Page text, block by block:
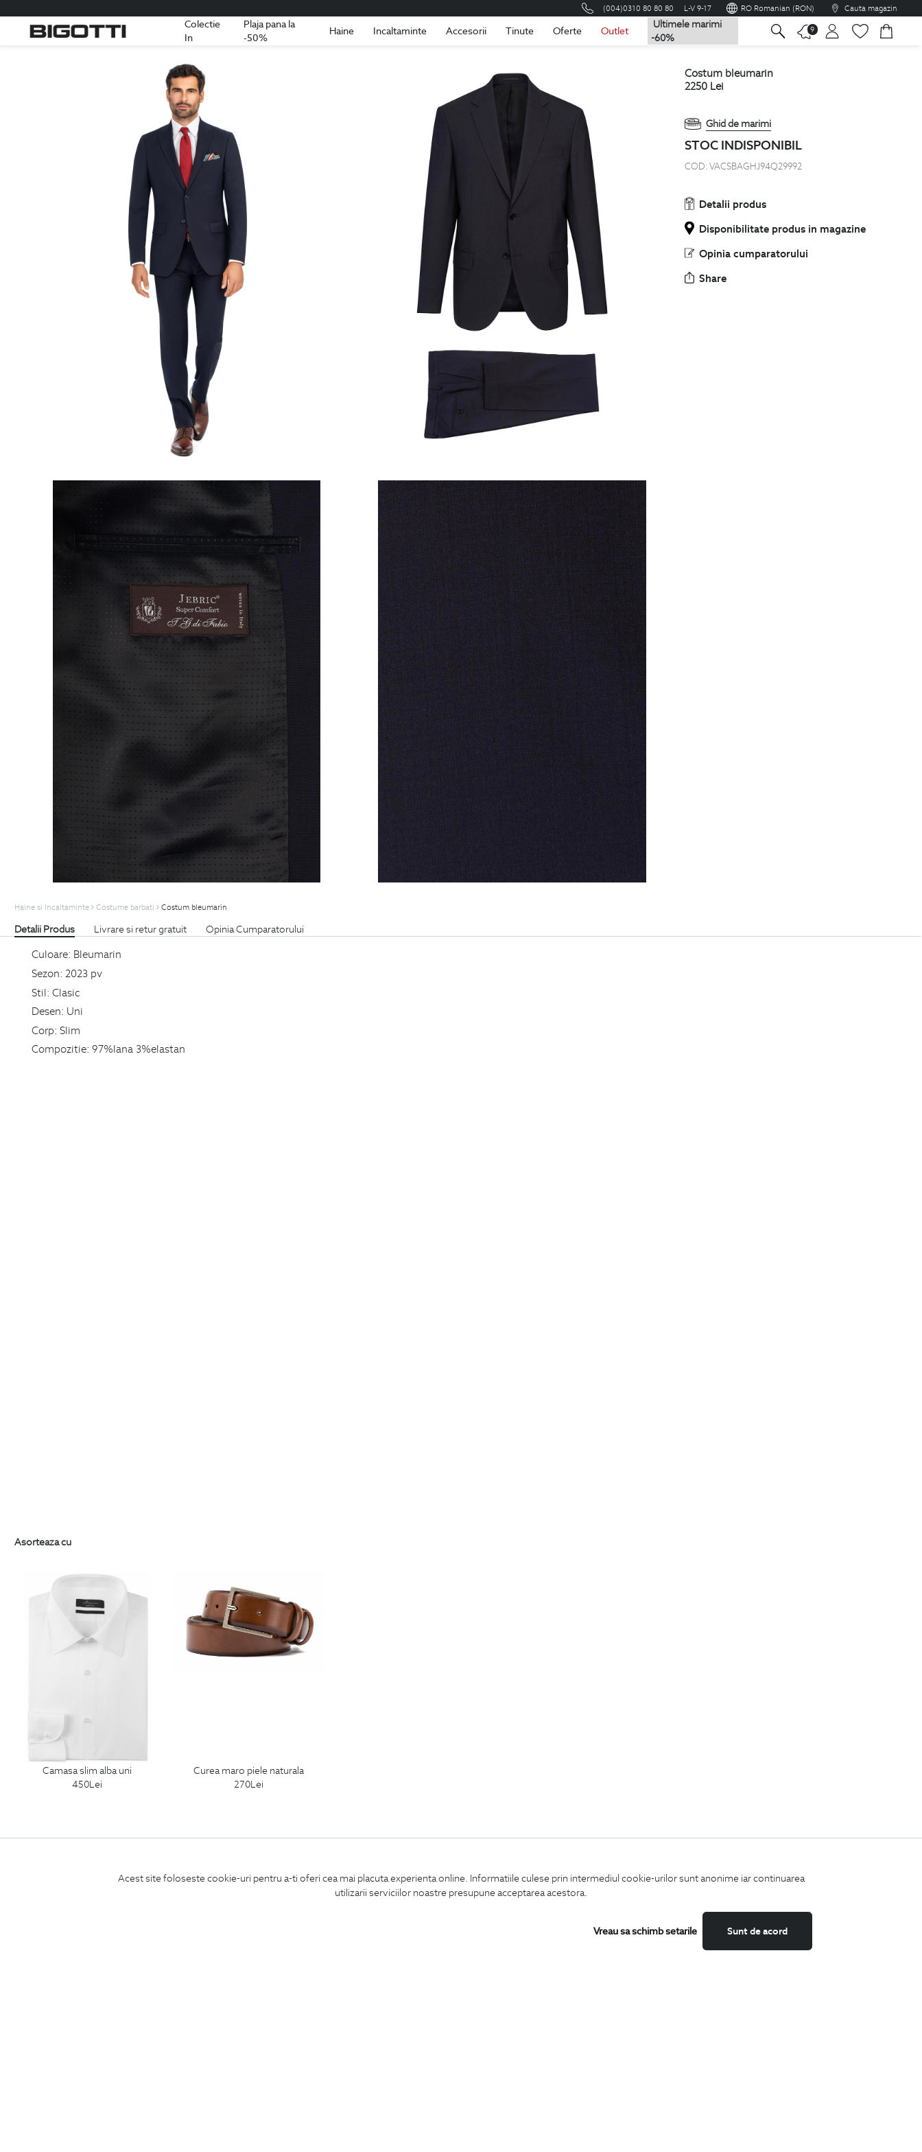
Acest site foloseste cookie-uri pentru a-ti oferi cea mai placuta experienta online. Informatiile culese prin intermediul cookie-urilor sunt anonime iar continuarea
utilizarii serviciilor noastre presupune acceptarea acestora.
Sunt de acord
Vreau sa schimb setarile
(004)0310 80 80 80 L-V 9-17 RO Romanian (RON) Cauta magazin
Colectie
In
Plaja pana la
-50%
Haine Incaltaminte Accesorii Tinute Oferte Outlet
Ultimele marimi
-60%
9
Romania Romana
costum bleumarin
2250 Lei
Ghid de marimi
STOC INDISPONIBIL
COD:VACSBAGHJ94Q29992
Detalii produs
Disponibilitate produs in magazine
Opinia cumparatorului
Share
Haine si Incaltaminte Costume barbati Costum bleumarin
Detalii Produs Livrare si retur gratuit Opinia Cumparatorului
Culoare: Bleumarin
Sezon: 2023 pv
Stil: Clasic
Desen: Uni
Corp: Slim
Compozitie: 97%lana 3%elastan
Asorteaza cu
camasa slim alba uni
450Lei
curea maro piele naturala
270Lei